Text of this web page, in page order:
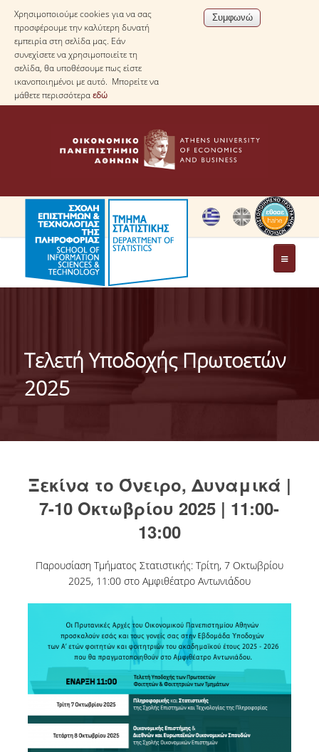
Χρησιμοποιούμε cookies για να σας
προσφέρουμε την καλύτερη δυνατή
εμπειρία στη σελίδα μας. Εάν
συνεχίσετε να χρησιμοποιείτε τη
σελίδα, θα υποθέσουμε πως είστε
ικανοποιημένοι με αυτό. Μπορείτε να
μάθετε περισσότεραεδώ
ΤΟ ΤΜΗΜΑ
ΔΙΟΙΚΗΣΗ ΤΟΥ ΤΜΗΜΑΤΟΣ
QSRANKINGS 2022
ACADEMIC REPUTATION QS2022
ΕΡΓΑΣΤΗΡΙΑ
ΠΙΘΑΝΟΤΗΤΩΝ ΚΑΙ ΑΝΑΛΥΣΗΣ ΔΕΔΟΜΕΝΩΝ
ΕΡΓΑΣΤΗΡΙΟ ΣΤΑΤΙΣΤΙΚΗΣ ΜΕΘΟΔΟΛΟΓΙΑΣ
ΕΡΓΑΣΤΗΡΙΟ ΥΠΟΛΟΓΙΣΤΙΚΗΣ ΚΑΙ
ΜΠΕΫΖΙΑΝΗΣ ΣΤΑΤΙΣΤΙΚΗΣ
ΕΡΓΑΣΤΗΡΙΟ ΣΤΟΧΑΣΤΙΚΗΣ
ΜΟΝΤΕΛΟΠΟΙΗΣΗΣ ΚΑΙ ΕΦΑΡΜΟΓΩΝ
Τελετή Υποδοχής Πρωτοετών
2025
Ξεκίνα το Όνειρο, Δυναμικά |
7-10 Οκτωβρίου 2025 | 11:00-
13:00
Παρουσίαση Τμήματος Στατιστικής: Τρίτη, 7 Οκτωβρίου
2025, 11:00 στο Αμφιθέατρο Αντωνιάδου